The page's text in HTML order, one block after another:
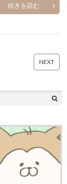
続きを読む
NEXT